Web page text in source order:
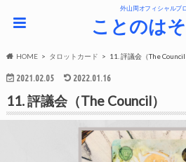
外山周オフィシャルブ
ことのは
HOME タロットカード 11. 評議会（The Council
2021.02.05 2022.01.16
11. 評議会（The Council）